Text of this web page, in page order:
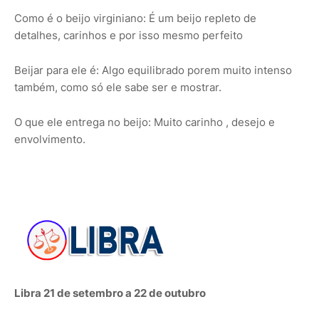
Como é o beijo virginiano: É um beijo repleto de
detalhes, carinhos e por isso mesmo perfeito
Beijar para ele é: Algo equilibrado porem muito intenso
também, como só ele sabe ser e mostrar.
O que ele entrega no beijo: Muito carinho , desejo e
envolvimento.
Libra 21 de setembro a 22 de outubro